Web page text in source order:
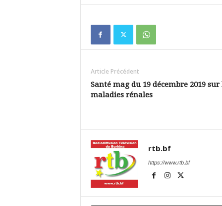
Article Précédent
Santé mag du 19 décembre 2019 sur
maladies rénales
rtb.bf
https://www.rtb.bf